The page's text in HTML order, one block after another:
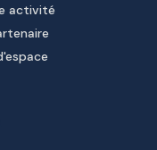
activité